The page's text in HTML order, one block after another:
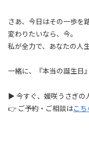
さあ、今日はその一歩を
変わりたいなら、今。
私が全力で、あなたの人
一緒に、『本当の誕生日
▶ 今すぐ、媛咲うさぎの
👉 ご予約・ご相談はこち